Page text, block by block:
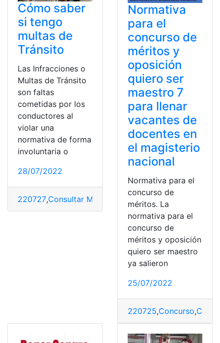
Cómo saber
si tengo
multas de
Tránsito
Las Infracciones o
Multas de Tránsito
son faltas
cometidas por los
conductores al
violar una
normativa de forma
involuntaria o
28/07/2022
220727,Consultar Multas de Tránsito, Infracción
Normativa
para el
concurso de
méritos y
oposición
quiero ser
maestro 7
para llenar
vacantes de
docentes en
el magisterio
nacional
Normativa para el
concurso de
méritos. La
normativa para el
concurso de
méritos y oposición
quiero ser maestro
ya salieron
25/07/2022
220725,Concurso,